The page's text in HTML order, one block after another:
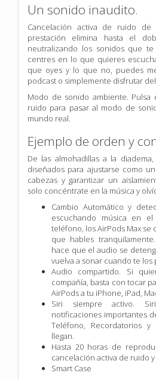
Un sonido inaudito.
Cancelación activa de ruido de
prestación elimina hasta el
neutralizando los sonidos que
centres en lo que quieres
que oyes y lo que no, puedes
podcast o simplemente disfrutar
Modo de sonido ambiente.
ruido para pasar al modo de
mundo real.
Ejemplo de orden y
De las almohadillas a la
diseñados para ajustarse como
cabezas y garantizar un
solo concéntrate en la música y
Cambio Automático y
escuchando música en
teléfono, los AirPods Max se
que hables
hace que el audio se
vuelva a sonar cuando te los
Audio compartido. Si
compañía, basta con tocar
AirPods a tu iPhone, iPad,
Siri siempre activo.
notificaciones importantes
Teléfono, Recordatorios
llegan.
Hasta 20 horas de
cancelación activa de ruido y
Smart Case